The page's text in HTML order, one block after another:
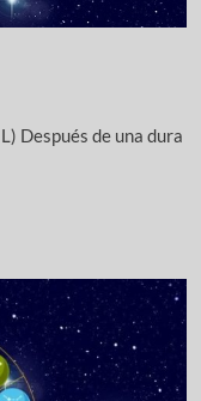
Después de una dura